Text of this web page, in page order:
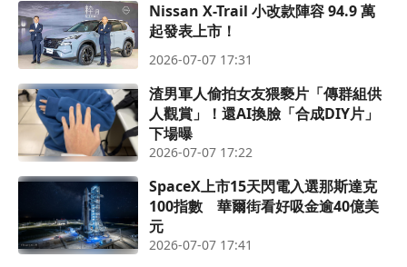
Nissan X-Trail 小改款陣容 94.9 萬
起發表上市！
2026-07-07 17:31
渣男軍人偷拍女友猥褻片「傳群組供
人觀賞」！還AI換臉「合成DIY片」
下場曝
2026-07-07 17:22
SpaceX上市15天閃電入選那斯達克
100指數 華爾街看好吸金逾40億美
元
2026-07-07 17:41